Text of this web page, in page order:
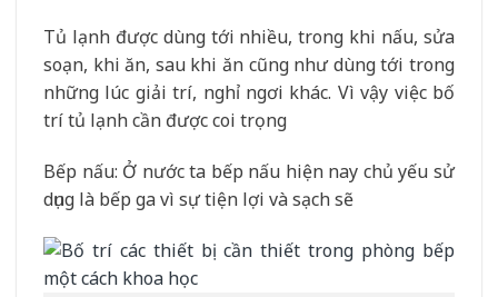
Tủ lạnh được dùng tới nhiều, trong khi nấu, sửa
soạn, khi ăn, sau khi ăn cũng như dùng tới trong
những lúc giải trí, nghỉ ngơi khác. Vì vậy việc bố
trí tủ lạnh cần được coi trọng
Bếp nấu: Ở nước ta bếp nấu hiện nay chủ yếu sử
dụng là bếp ga vì sự tiện lợi và sạch sẽ